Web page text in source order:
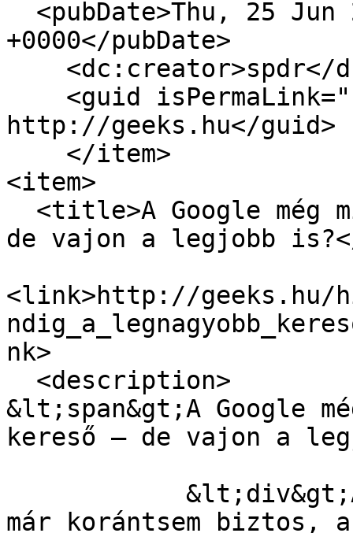
+0000</pubDate>
http://geeks.hu</guid>
<item>
de vajon a legjobb
<link>http://geeks.hu/
nk>
&lt;span&gt;A Google
kereső – de vajon a
már korántsem biztos,